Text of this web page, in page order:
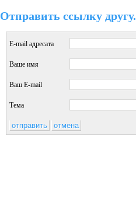
Отправить ссылку другу.
E-mail адресата
Ваше имя
Ваш E-mail
Тема
отправить отмена